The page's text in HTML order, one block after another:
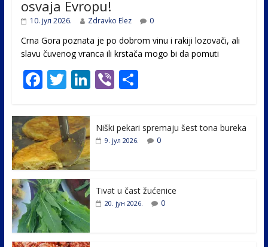
osvaja Evropu!
10. јул 2026. Zdravko Elez 0
Crna Gora poznata je po dobrom vinu i rakiji lozovači, ali
slavu čuvenog vranca ili krstača mogo bi da pomuti
F
e
b
o
o
k
T
itt
er
Li
e
Vi
er
S
e
Niški pekari spremaju šest tona bureka
9. јул 2026. 0
Tivat u čast žućenice
20. јун 2026. 0